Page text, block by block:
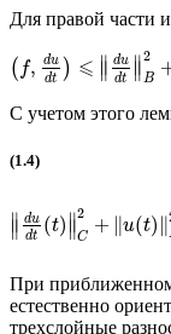
Для правой части
( f, du
dt ) ⩽ ∥
∥ du
dt
∥
∥
2
B
С учетом этого
(1.4)
∥
∥ du
dt (t) ∥
∥
2
C + ∥u(t) ∥
При
естественно
трехслойные